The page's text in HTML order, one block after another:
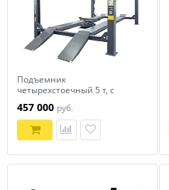
Подъемник
четырехстоечный 5 т, с
для сход-развала, мех.
снятие, серый
457 000 руб.